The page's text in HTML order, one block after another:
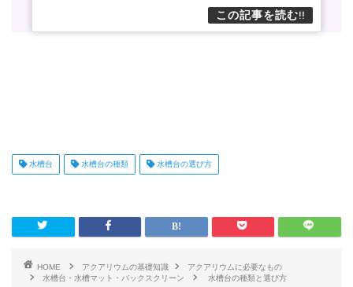
水槽台 水槽台の種類 水槽台の選び方
HOME アクアリウムの基礎知識
アクアリウムに必要なもの
水槽台・水槽マット・バックスクリーン
水槽台の種類と選び方